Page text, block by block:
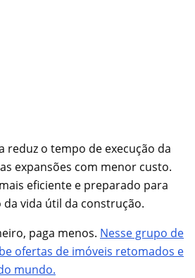
reduz o tempo de execução da
expansões com menor custo.
eficiente e preparado para
vida útil da construção.
paga menos. Nesse grupo de
ofertas de imóveis retomados e
mundo.